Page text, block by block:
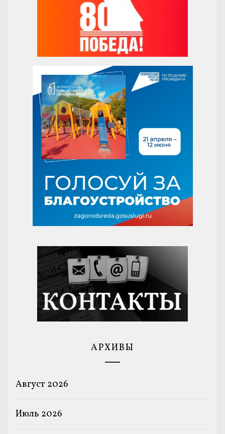
АРХИВЫ
Август 2026
Июль 2026